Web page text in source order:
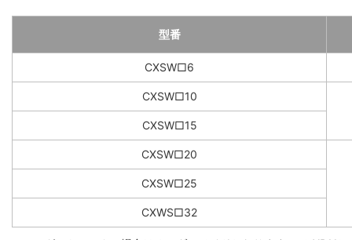
型番
CXSW□6
CXSW□10
CXSW□15
CXSW□20
CXSW□25
CXWS□32